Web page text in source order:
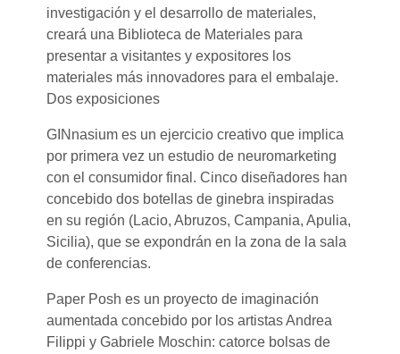
investigación y el desarrollo de materiales,
creará una Biblioteca de Materiales para
presentar a visitantes y expositores los
materiales más innovadores para el embalaje.
Dos exposiciones
GINnasium es un ejercicio creativo que implica
por primera vez un estudio de neuromarketing
con el consumidor final. Cinco diseñadores han
concebido dos botellas de ginebra inspiradas
en su región (Lacio, Abruzos, Campania, Apulia,
Sicilia), que se expondrán en la zona de la sala
de conferencias.
Paper Posh es un proyecto de imaginación
aumentada concebido por los artistas Andrea
Filippi y Gabriele Moschin: catorce bolsas de